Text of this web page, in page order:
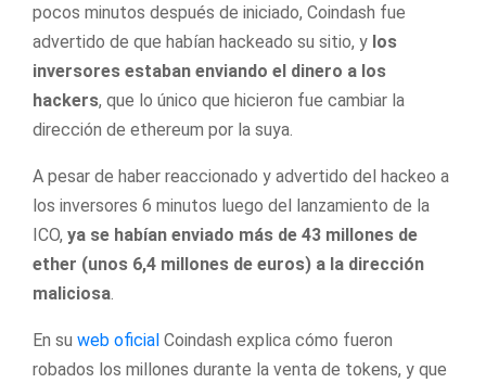
pocos minutos después de iniciado, Coindash fue
advertido de que habían hackeado su sitio, y los
inversores estaban enviando el dinero a los
hackers, que lo único que hicieron fue cambiar la
dirección de ethereum por la suya.
A pesar de haber reaccionado y advertido del hackeo a
los inversores 6 minutos luego del lanzamiento de la
ICO, ya se habían enviado más de 43 millones de
ether (unos 6,4 millones de euros) a la dirección
maliciosa.
En su web oficial Coindash explica cómo fueron
robados los millones durante la venta de tokens, y que